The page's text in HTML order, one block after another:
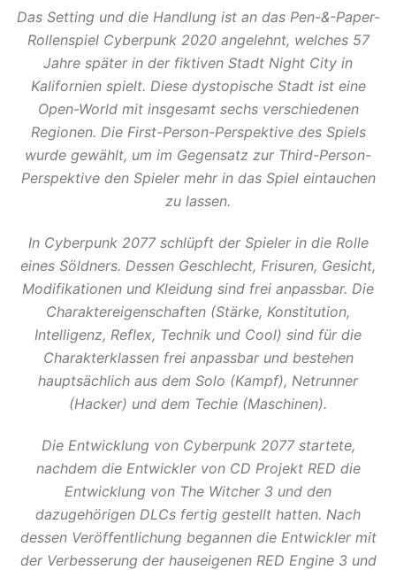
Das Setting und die Handlung ist an das Pen-&-Paper-
Rollenspiel Cyberpunk 2020 angelehnt, welches 57
Jahre später in der fiktiven Stadt Night City in
Kalifornien spielt. Diese dystopische Stadt ist eine
Open-World mit insgesamt sechs verschiedenen
Regionen. Die First-Person-Perspektive des Spiels
wurde gewählt, um im Gegensatz zur Third-Person-
Perspektive den Spieler mehr in das Spiel eintauchen
zu lassen.
In Cyberpunk 2077 schlüpft der Spieler in die Rolle
eines Söldners. Dessen Geschlecht, Frisuren, Gesicht,
Modifikationen und Kleidung sind frei anpassbar. Die
Charaktereigenschaften (Stärke, Konstitution,
Intelligenz, Reflex, Technik und Cool) sind für die
Charakterklassen frei anpassbar und bestehen
hauptsächlich aus dem Solo (Kampf), Netrunner
(Hacker) und dem Techie (Maschinen).
Die Entwicklung von Cyberpunk 2077 startete,
nachdem die Entwickler von CD Projekt RED die
Entwicklung von The Witcher 3 und den
dazugehörigen DLCs fertig gestellt hatten. Nach
dessen Veröffentlichung begannen die Entwickler mit
der Verbesserung der hauseigenen RED Engine 3 und